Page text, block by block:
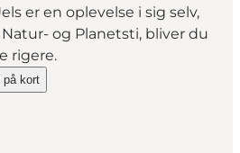
er en oplevelse i sig selv,
og Planetsti, bliver du
rigere.
og Planetsti"
på kortNatur- og Planetsti on_map